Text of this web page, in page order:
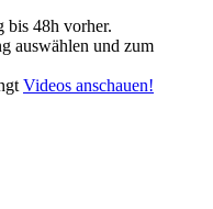
bis 48h vorher.
auswählen und zum
Videos anschauen!